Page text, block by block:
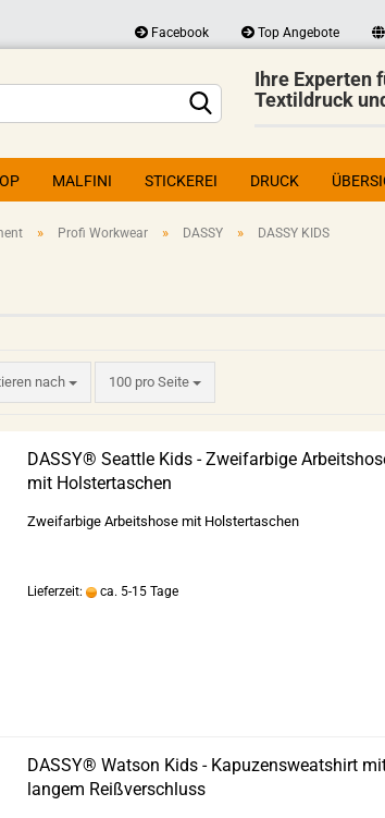
Facebook Top Angebote
Lieferland
Ihre Experten
Textildruck
MALFINI STICKEREI DRUCK
» Profi Workwear » DASSY » DASSY KIDS
nach 100 pro Seite
DASSY® Seattle Kids - Zweifarbige
mit Holstertaschen
Zweifarbige Arbeitshose mit Holstertaschen
Lieferzeit: ca. 5-15 Tage
DASSY® Watson Kids - Kapuzensweatshirt
langem Reißverschluss